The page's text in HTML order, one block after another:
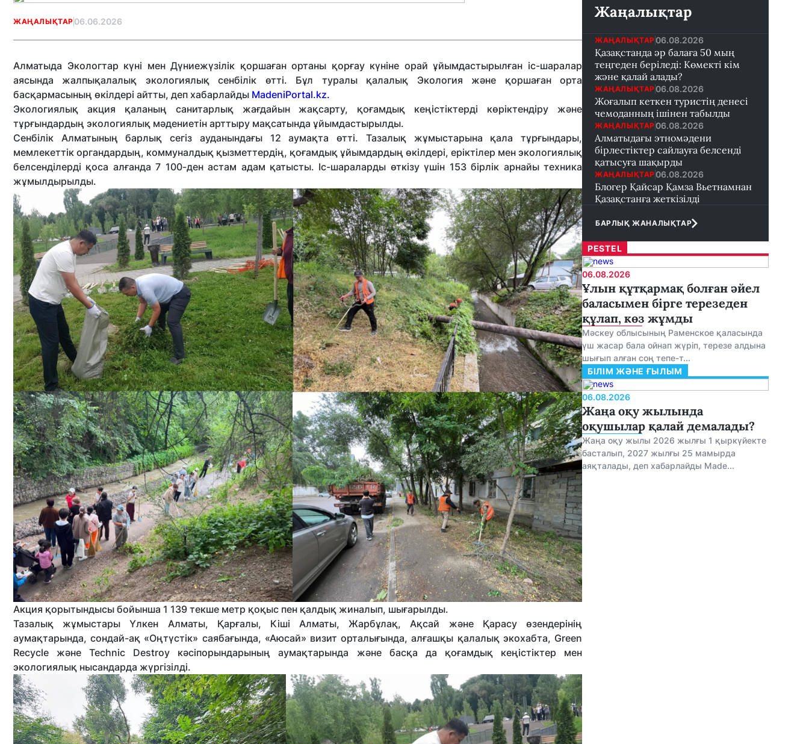
ЖАҢАЛЫҚТАР 06.06.2026
Алматыда Экологтар күні мен Дүниежүзілік қоршаған ортаны қорғау күніне орай ұйымдастырылған іс-шаралар
аясында жалпықалалық экологиялық сенбілік өтті. Бұл туралы қалалық Экология және қоршаған орта
басқармасының өкілдері айтты, деп хабарлайды MadeniPortal.kz.
Экологиялық акция қаланың санитарлық жағдайын жақсарту, қоғамдық кеңістіктерді көріктендіру және
тұрғындардың экологиялық мәдениетін арттыру мақсатында ұйымдастырылды.
Сенбілік Алматының барлық сегіз ауданындағы 12 аумақта өтті. Тазалық жұмыстарына қала тұрғындары,
мемлекеттік органдардың, коммуналдық қызметтердің, қоғамдық ұйымдардың өкілдері, еріктілер мен экологиялық
белсенділерді қоса алғанда 7 100-ден астам адам қатысты. Іс-шараларды өткізу үшін 153 бірлік арнайы техника
жұмылдырылды.
Акция қорытындысы бойынша 1 139 текше метр қоқыс пен қалдық жиналып, шығарылды.
Тазалық жұмыстары Үлкен Алматы, Қарғалы, Кіші Алматы, Жарбұлақ, Ақсай және Қарасу өзендерінің
аумақтарында, сондай-ақ «Оңтүстік» саябағында, «Аюсай» визит орталығында, алғашқы қалалық экохабта, Green
Recycle және Technic Destroy кәсіпорындарының аумақтарында және басқа да қоғамдық кеңістіктер мен
экологиялық нысандарда жүргізілді.
Жаңалықтар
ЖАҢАЛЫҚТАР 06.08.2026
Қазақстанда әр балаға 50 мың
теңгеден беріледі: Көмекті кім
және қалай алады?
ЖАҢАЛЫҚТАР 06.08.2026
Жоғалып кеткен туристің денесі
чемоданның ішінен табылды
ЖАҢАЛЫҚТАР 06.08.2026
Алматыдағы этномәдени
бірлестіктер сайлауға белсенді
қатысуға шақырды
ЖАҢАЛЫҚТАР 06.08.2026
Блогер Қайсар Қамза Вьетнамнан
Қазақстанға жеткізілді
БАРЛЫҚ ЖАНАЛЫҚТАР
PESTEL
06.08.2026
Ұлын құтқармақ болған әйел
баласымен бірге терезеден
құлап, көз жұмды
Мәскеу облысының Раменское қаласында
үш жасар бала ойнап жүріп, терезе алдына
шығып алған соң тепе-т...
БІЛІМ ЖӘНЕ ҒЫЛЫМ
06.08.2026
Жаңа оқу жылында
оқушылар қалай демалады?
Жаңа оқу жылы 2026 жылғы 1 қыркүйекте
басталып, 2027 жылғы 25 мамырда
аяқталады, деп хабарлайды Made...